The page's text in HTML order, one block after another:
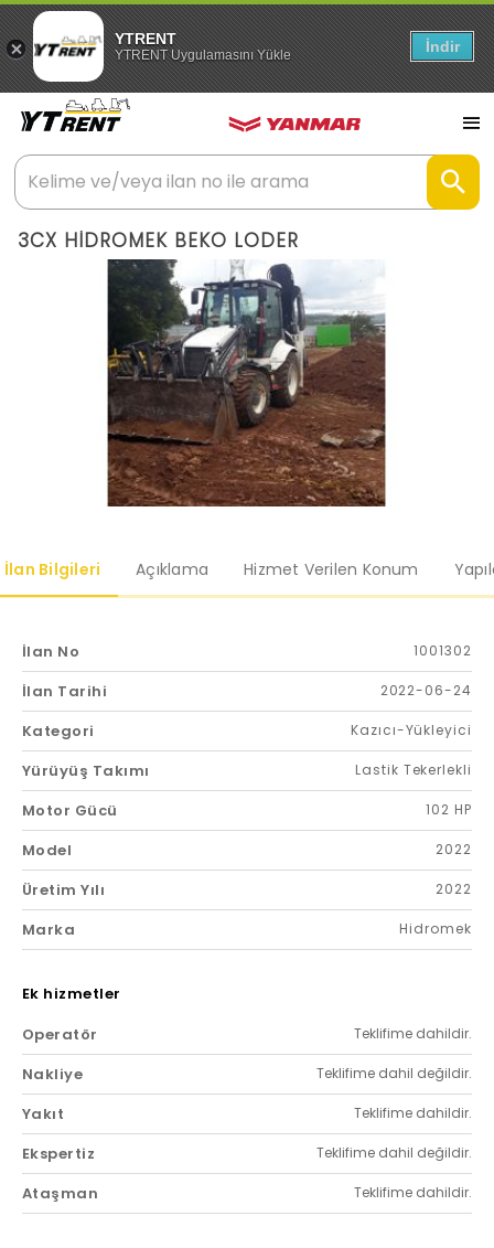
YTRENT
YTRENT Uygulamasını Yükle İndir
3CX HİDROMEK BEKO LODER
İlan Bilgileri Açıklama Hizmet Verilen Konum
İlan No 1001302
İlan Tarihi 2022-06-24
Kategori Kazıcı-Yükleyici
Yürüyüş Takımı Lastik Tekerlekli
Motor Gücü 102 HP
Model 2022
Üretim Yılı 2022
Marka Hidromek
Ek hizmetler
Operatör
Teklifime dahildir.
Nakliye Teklifime dahil değildir.
Yakıt Teklifime dahildir.
Ekspertiz Teklifime dahil değildir.
Ataşman Teklifime dahildir.